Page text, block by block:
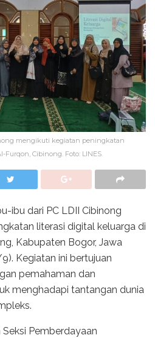
mengikuti kegiatan peningkatan
Cibinong. Foto: LINES.
ibu dari PC LDII Cibinong
literasi digital keluarga di
Kabupaten Bogor, Jawa
Kegiatan ini bertujuan
pemahaman dan
menghadapi tantangan dunia
Pemberdayaan